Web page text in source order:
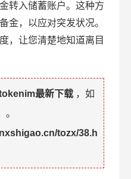
转入储蓄账户。这种方
金，以应对突发状况。
，让您清楚地知道离目
最新下载 ，如
。
tozx/38.h